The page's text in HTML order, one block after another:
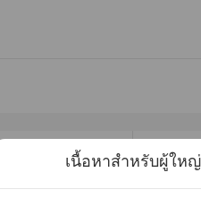
เผ
เนื้อหาสำหรับผู้ใหญ่